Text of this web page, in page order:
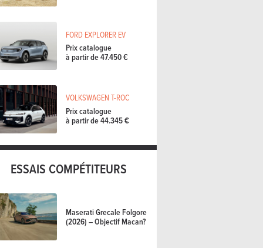
FORD EXPLORER EV
Prix catalogue
à partir de 47.450 €
VOLKSWAGEN T-ROC
Prix catalogue
à partir de 44.345 €
ESSAIS COMPÉTITEURS
Maserati Grecale Folgore
(2026) – Objectif Macan?